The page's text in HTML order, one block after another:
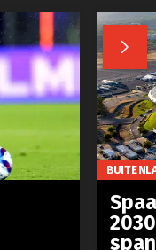
